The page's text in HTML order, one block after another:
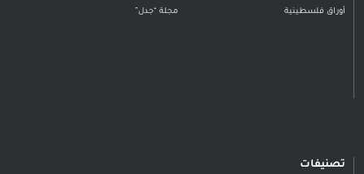
أوراق فلسطينية مجلة “جدل”
تصنيفات